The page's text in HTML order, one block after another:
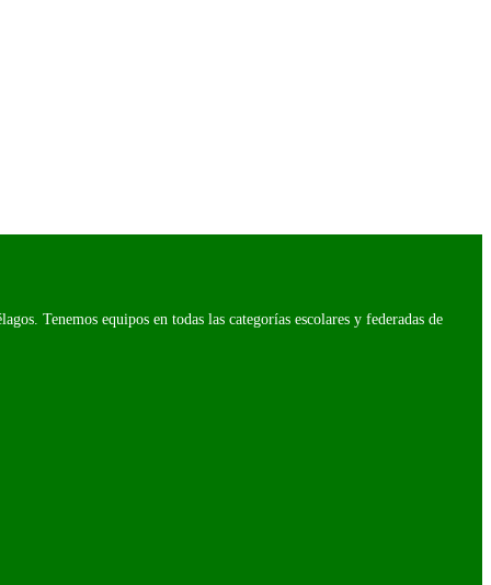
Tenemos equipos en todas las categorías escolares y federadas de